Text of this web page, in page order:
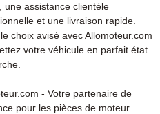
une assistance clientèle
et une livraison rapide.
choix avisé avec Allomoteur.com
votre véhicule en parfait état
- Votre partenaire de
pour les pièces de moteur